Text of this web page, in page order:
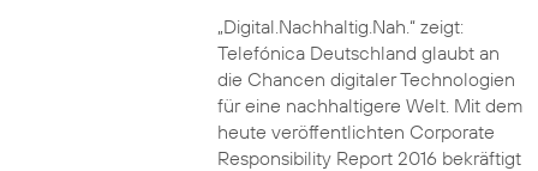
„Digital.Nachhaltig.Nah.“ zeigt:
Telefónica Deutschland glaubt an
die Chancen digitaler Technologien
für eine nachhaltigere Welt. Mit dem
heute veröffentlichten Corporate
Responsibility Report 2016 bekräftigt